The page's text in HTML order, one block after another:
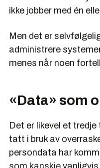
ikke jobber med én
Men det er
administrere
menes når noen
«Data» som
Det er likevel et
tatt i bruk av
persondata har